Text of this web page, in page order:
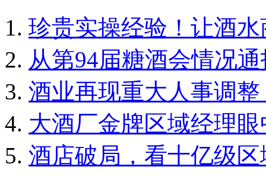
珍贵实操经验！让酒
从第94届糖酒会情况
酒业再现重大人事调
大酒厂金牌区域经理
酒店破局，看十亿级